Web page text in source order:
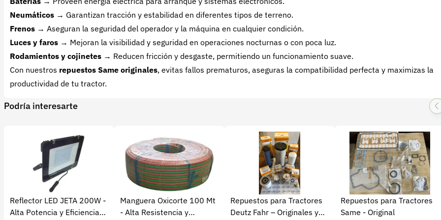
Neumáticos → Garantizan tracción y estabilidad en diferentes tipos de terreno.
Frenos → Aseguran la seguridad del operador y la máquina en cualquier condición.
Luces y faros → Mejoran la visibilidad y seguridad en operaciones nocturnas o con poca luz.
Rodamientos y cojinetes → Reducen fricción y desgaste, permitiendo un funcionamiento suave.
Con nuestros repuestos Same originales, evitas fallos prematuros, aseguras la compatibilidad perfecta y maximizas la
productividad de tu tractor.
Podría interesarte
Reflector LED JETA 200W -
Alta Potencia y Eficiencia
Manguera Oxicorte 100 Mt
- Alta Resistencia y
Repuestos para Tractores
Deutz Fahr – Originales y
Repuestos para Tractores
Same - Original